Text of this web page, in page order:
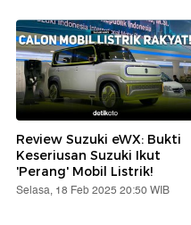
Review Suzuki eWX: Bukti
Keseriusan Suzuki Ikut
'Perang' Mobil Listrik!
Selasa, 18 Feb 2025 20:50 WIB